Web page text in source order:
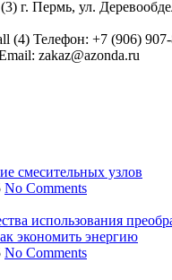
г. Пермь, ул.
Телефон: +7 (906)
zakaz@azonda.ru
смесительных узлов
No Comments
использования
экономить энергию
No Comments